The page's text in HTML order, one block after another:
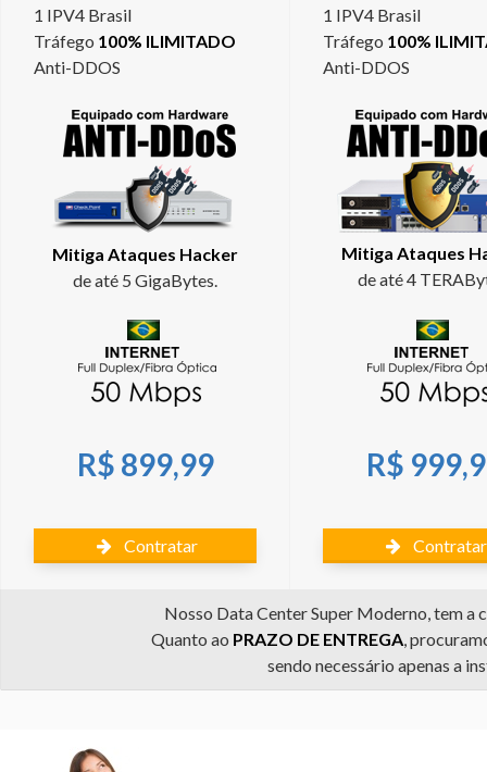
1 IPV4 Brasil
Tráfego 100% ILIMITADO
Anti-DDOS
1 IPV4 Brasil
Tráfego 100%
Anti-DDOS
Mitiga Ataques Hacker
de até 5 GigaBytes.
Mitiga Ataques
de até 4
R$ 899,99 R$
Contratar Contratar
Nosso Data Center Super Moderno, tem a
Quanto ao PRAZO DE ENTREGA,
sendo necessário apenas a